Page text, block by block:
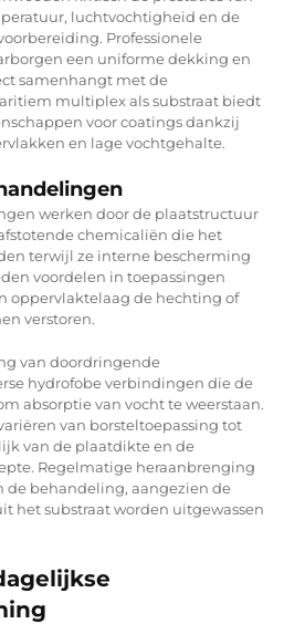
luchtvochtigheid en de
Professionele
een uniforme dekking en
samenhangt met de
multiplex als substraat biedt
voor coatings dankzij
en lage vochtgehalte.
werken door de plaatstructuur
chemicaliën die het
terwijl ze interne bescherming
voordelen in toepassingen
oppervlaktelaag de hechting of
verstoren.
van doordringende
hydrofobe verbindingen die de
absorptie van vocht te weerstaan.
van borsteltoepassing tot
van de plaatdikte en de
Regelmatige heraanbrenging
de behandeling, aangezien de
het substraat worden uitgewassen